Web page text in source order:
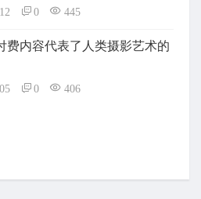
0 445
费内容代表了人类摄影艺术的
0 406